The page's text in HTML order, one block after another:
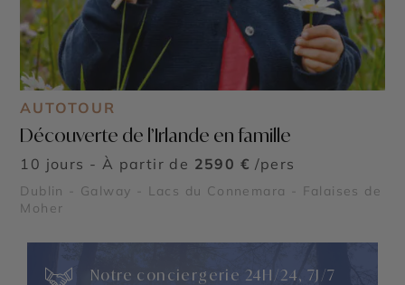
AUTOTOUR
Découverte de l’Irlande en famille
10 jours - À partir de 2590 € /pers
Dublin - Galway - Lacs du Connemara - Falaises de
Moher
Notre conciergerie 24H/24, 7J/7